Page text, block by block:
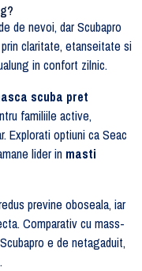
de nevoi, dar Scubapro
claritate, etanseitate si
in confort zilnic.
scuba pret
familiile active,
Explorati optiuni ca Seac
lider in masti
previne oboseala, iar
Comparativ cu mass-
e de netagaduit,